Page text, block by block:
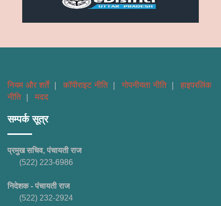
नियम और शर्तें| कॉपीराइट नीति गोपनीयता नीति
हाइपरलिंक
नीति
मदद
सम्पर्क सूत्र
प्रमुख सचिव, पंचायती राज
(522) 223-6986
निदेशक - पंचायती राज
(522) 232-2924